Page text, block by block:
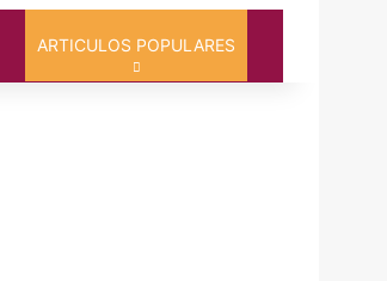
Aleatorio
skin
BuscarARTICULOS POPULARES